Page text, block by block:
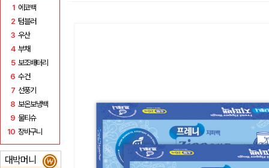
1 에코백
2 텀블러
3 우산
4 부채
5 보조배터리
6 수건
7 선풍기
8 보온보냉백
9 물티슈
10 장바구니
대박머니 ₩